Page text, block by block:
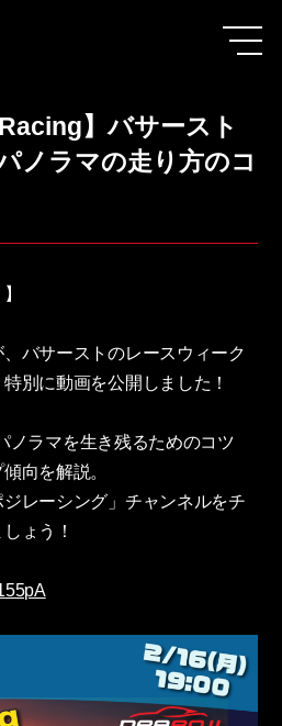
】バサースト
ノラマの走り方のコ
バサーストのレースウィーク
別に動画を公開しました！
ノラマを生き残るためのコツ
向を解説。
レーシング」チャンネルをチ
ょう！